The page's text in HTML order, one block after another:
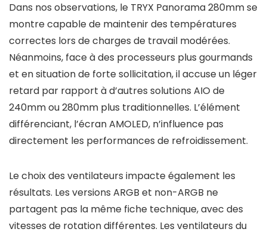
Dans nos observations, le TRYX Panorama 280mm se
montre capable de maintenir des températures
correctes lors de charges de travail modérées.
Néanmoins, face à des processeurs plus gourmands
et en situation de forte sollicitation, il accuse un léger
retard par rapport à d’autres solutions AIO de
240mm ou 280mm plus traditionnelles. L’élément
différenciant, l’écran AMOLED, n’influence pas
directement les performances de refroidissement.
Le choix des ventilateurs impacte également les
résultats. Les versions ARGB et non-ARGB ne
partagent pas la même fiche technique, avec des
vitesses de rotation différentes. Les ventilateurs du